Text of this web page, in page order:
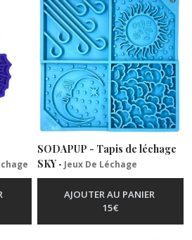
SODAPUP - Tapis de léchage
SKY - Jeux De Léchage
AJOUTER AU PANIER
15€